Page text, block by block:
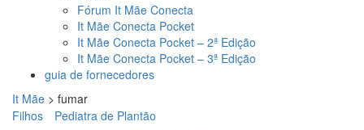
Fórum It Mãe Conecta
It Mãe Conecta Pocket
It Mãe Conecta Pocket – 2ª Edição
It Mãe Conecta Pocket – 3ª Edição
guia de fornecedores
It Mãe > fumar
Filhos
Pediatra de Plantão